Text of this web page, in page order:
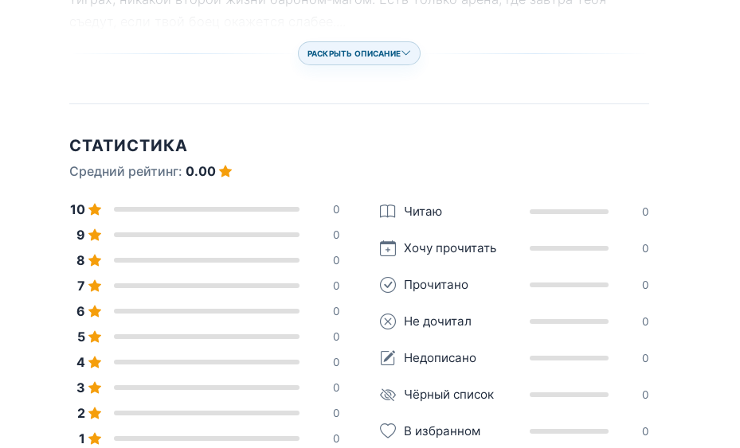
РАСКРЫТЬ ОПИСАНИЕ
СТАТИСТИКА
Средний рейтинг: 0.00
10 0
9 0
8 0
7 0
6 0
5 0
4 0
3 0
2 0
1 0
Читаю 0
Хочу прочитать 0
Прочитано 0
Не дочитал 0
Недописано 0
Чёрный список 0
В избранном 0